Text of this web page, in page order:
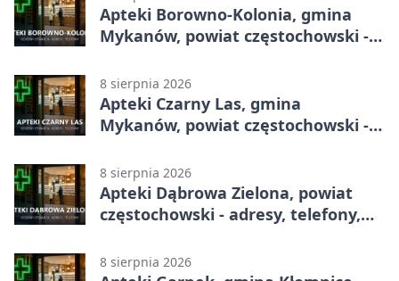
Apteki Borowno-Kolonia, gmina
Mykanów, powiat częstochowski -
8 sierpnia 2026
Apteki Czarny Las, gmina
Mykanów, powiat częstochowski -
8 sierpnia 2026
Apteki Dąbrowa Zielona, powiat
częstochowski - adresy, telefony,
8 sierpnia 2026